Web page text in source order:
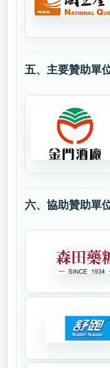
五、主要贊助單
六、協助贊助單